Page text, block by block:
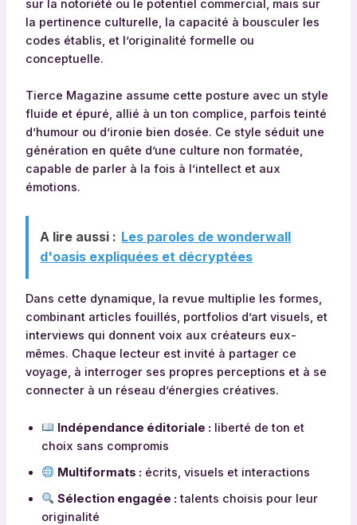
sur la notoriété ou le potentiel commercial, mais sur
la pertinence culturelle, la capacité à bousculer les
codes établis, et l’originalité formelle ou
conceptuelle.
Tierce Magazine assume cette posture avec un style
fluide et épuré, allié à un ton complice, parfois teinté
d’humour ou d’ironie bien dosée. Ce style séduit une
génération en quête d’une culture non formatée,
capable de parler à la fois à l’intellect et aux
émotions.
A lire aussi : Les paroles de wonderwall
d'oasis expliquées et décryptées
Dans cette dynamique, la revue multiplie les formes,
combinant articles fouillés, portfolios d’art visuels, et
interviews qui donnent voix aux créateurs eux-
mêmes. Chaque lecteur est invité à partager ce
voyage, à interroger ses propres perceptions et à se
connecter à un réseau d’énergies créatives.
Indépendance éditoriale : liberté de ton et
choix sans compromis
Multiformats : écrits, visuels et interactions
Sélection engagée : talents choisis pour leur
originalité